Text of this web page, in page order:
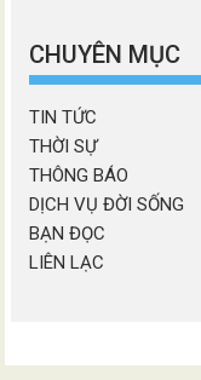
mục
CHUYÊN MỤC
TIN TỨC
THỜI SỰ
THÔNG BÁO
DỊCH VỤ ĐỜI SỐNG
BẠN ĐỌC
LIÊN LẠC